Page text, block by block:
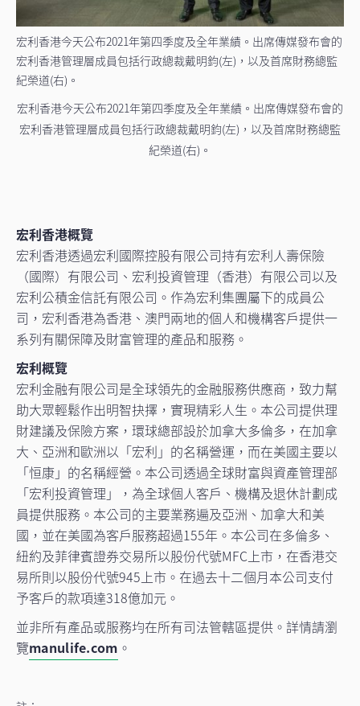
宏利香港今天公布2021年第四季度及全年業績。出席傳媒發布會的
宏利香港管理層成員包括行政總裁戴明鈞(左)，以及首席財務總監
紀榮道(右)。
宏利香港今天公布2021年第四季度及全年業績。出席傳媒發布會的
宏利香港管理層成員包括行政總裁戴明鈞(左)，以及首席財務總監
紀榮道(右)。
宏利香港概覽
宏利香港透過宏利國際控股有限公司持有宏利人壽保險
（國際）有限公司、宏利投資管理（香港）有限公司以及
宏利公積金信託有限公司。作為宏利集團屬下的成員公
司，宏利香港為香港、澳門兩地的個人和機構客戶提供一
系列有關保障及財富管理的產品和服務。
宏利概覽
宏利金融有限公司是全球領先的金融服務供應商，致力幫
助大眾輕鬆作出明智抉擇，實現精彩人生。本公司提供理
財建議及保險方案，環球總部設於加拿大多倫多，在加拿
大、亞洲和歐洲以「宏利」的名稱營運，而在美國主要以
「恒康」的名稱經營。本公司透過全球財富與資產管理部
「宏利投資管理」，為全球個人客戶、機構及退休計劃成
員提供服務。本公司的主要業務遍及亞洲、加拿大和美
國，並在美國為客戶服務超過155年。本公司在多倫多、
紐約及菲律賓證券交易所以股份代號MFC上市，在香港交
易所則以股份代號945上市。在過去十二個月本公司支付
予客戶的款項達318億加元。
並非所有產品或服務均在所有司法管轄區提供。詳情請瀏
覽manulife.com 。